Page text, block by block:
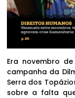
Era novembro
campanha da
Serra dos
sobre a falta